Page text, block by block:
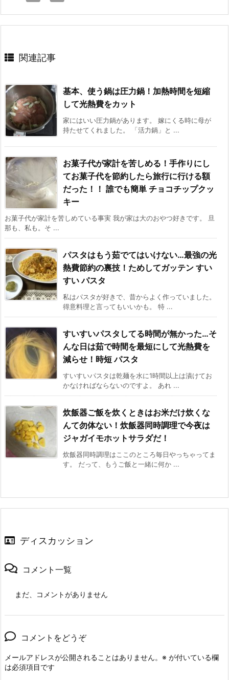
関連記事
基本、使う鍋は圧力鍋！加熱時間を短縮
して光熱費をカット
家にはいい圧力鍋があります。 嫁にくる時に母が
持たせてくれました。 「活力鍋」と ...
お菓子代が家計を苦しめる！手作りにし
てお菓子代を節約したら旅行に行ける額
だった！！ 誰でも簡単 チョコチップクッ
キー
お菓子代が家計を苦しめている事実 我が家は大のおやつ好きです。 旦
那も、私も。そ ...
パスタはもう茹でてはいけない…最強の光
熱費節約の裏技！ためしてガッテン すい
すい パスタ
私はパスタが好きで、昔からよく作っていました。
得意料理と言ってもいいかも。 特 ...
すいすいパスタしてる時間が無かった…そ
んな日は茹で時間を最短にして光熱費を
減らせ！時短 パスタ
すいすいパスタは乾麺を水に1時間以上は漬けてお
かなければならないのですよ。 あれ ...
炊飯器ご飯を炊くときはお米だけ炊くな
んて勿体ない！炊飯器同時調理で今夜は
ジャガイモホットサラダだ！
炊飯器同時調理はここのところ毎日やっちゃってま
す。 だって、もうご飯と一緒に何か ...
ディスカッション
コメント一覧
まだ、コメントがありません
コメントをどうぞ
メールアドレスが公開されることはありません。 ※ が付いている欄
は必須項目です